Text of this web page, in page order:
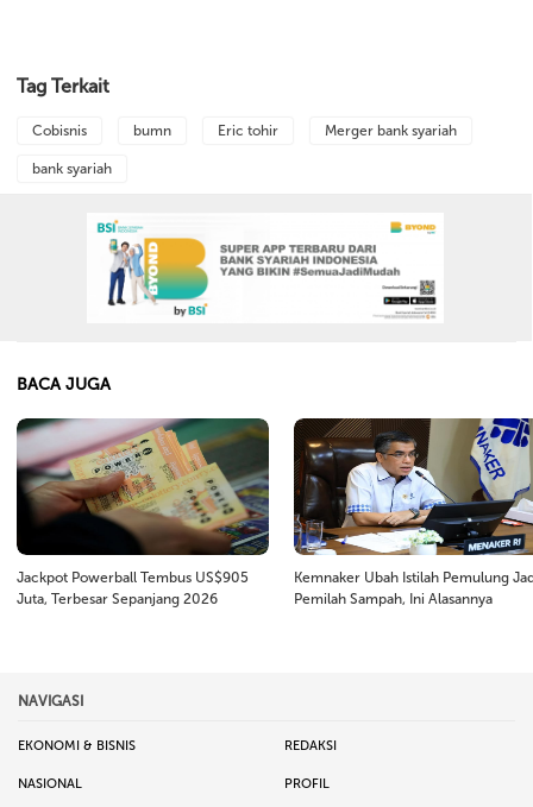
Tag Terkait
Cobisnis bumn Eric tohir Merger bank syariah
bank syariah
BACA JUGA
Jackpot Powerball Tembus US$905
Juta, Terbesar Sepanjang 2026
Kemnaker Ubah Istilah Pemulung
Pemilah Sampah, Ini Alasannya
NAVIGASI
EKONOMI & BISNIS REDAKSI
NASIONAL PROFIL